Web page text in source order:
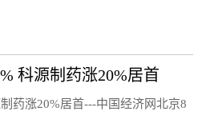
科源制药涨20%居首
药涨20%居首---中国经济网北京8